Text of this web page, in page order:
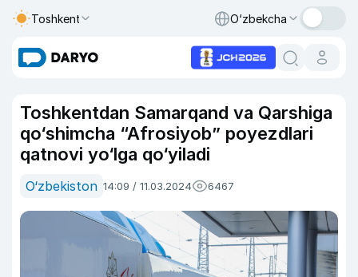
Toshkent O‘zbekcha
Toshkentdan Samarqand va Qarshiga
qo‘shimcha “Afrosiyob” poyezdlari
qatnovi yo‘lga qo‘yiladi
O‘zbekiston 14:09 / 11.03.2024 6467